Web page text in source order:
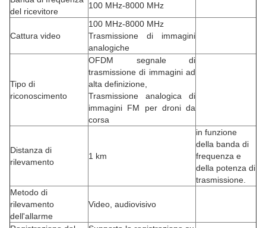
del ricevitore
100 MHz-8000 MHz
Cattura video
100 MHz-8000 MHz
Trasmissione di immagini
analogiche
Tipo di
riconoscimento
OFDM segnale di
trasmissione di immagini ad
alta definizione,
Trasmissione analogica di
immagini FM per droni da
corsa
Distanza di
rilevamento
1 km
in funzione
della banda di
frequenza e
della potenza di
trasmissione.
Metodo di
rilevamento
dell'allarme
Video, audiovisivo